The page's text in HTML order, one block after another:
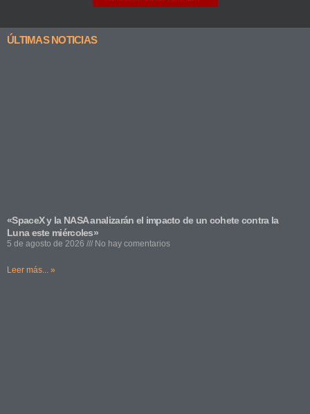
ÚLTIMAS NOTICIAS
«SpaceX y la NASA analizarán el impacto de un cohete contra la
Luna este miércoles»
5 de agosto de 2026 No hay comentarios
Leer más... »